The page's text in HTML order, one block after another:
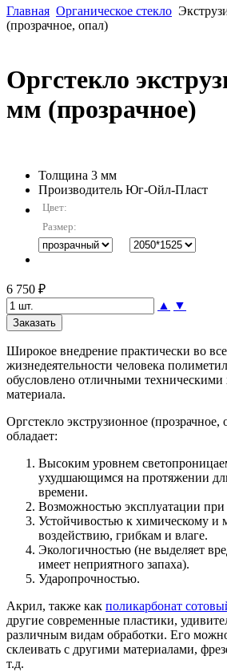
Главная Органическое стекло
(прозрачное, опал)
Оргстекло
мм (прозрачное)
Толщина 3 мм
Производитель Юг-Ойл-Пласт
Цвет:
Размер:
6 750 ₽
▲
▼
Широкое внедрение практически во
жизнедеятельности человека
обусловлено отличными техническими
материала.
Оргстекло экструзионное
обладает:
Высоким уровнем
ухудшающимся на протяжении
времени.
Возможностью эксплуатации при
Устойчивостью к химическому и
воздействию, грибкам и влаге.
Экологичностью (не выделяет
имеет неприятного запаха).
Ударопрочностью.
Акрил, также как поликарбонат
другие современные пластики,
различным видам обработки. Его
склеивать с другими материалами,
т.д.